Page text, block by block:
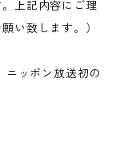
上記内容にご理
い致します。）
ニッポン放送初の